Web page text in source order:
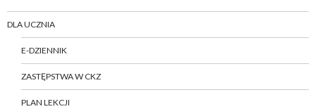
DLA UCZNIA
E-DZIENNIK
ZASTĘPSTWA W CKZ
PLAN LEKCJI